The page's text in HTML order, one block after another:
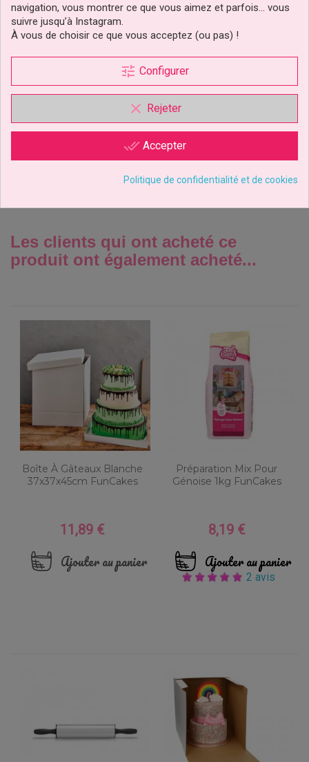
Spatule Courbé Comfort
Grip 22,5 Cm Wilton
Prix
6,99 €
Les clients qui ont acheté ce
produit ont également acheté...
Boîte À Gâteaux Blanche
37x37x45cm FunCakes
Prix
11,89 €
Ajouter au panier
Préparation Mix Pour
Génoise 1kg FunCakes
Prix
8,19 €
Ajouter au panier
2 avis
navigation, vous montrer ce que vous aimez et parfois… vous
suivre jusqu’à Instagram.
À vous de choisir ce que vous acceptez (ou pas) !
tune Configurer
clear Rejeter
done_all Accepter
Politique de confidentialité et de cookies